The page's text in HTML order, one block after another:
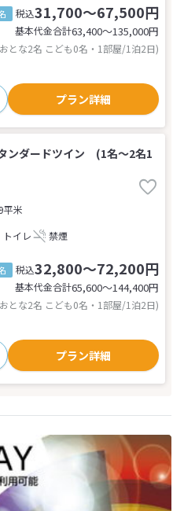
税込31,700～67,500円
基本代金合計63,400〜135,000円
とな2名 こども0名・1部屋/1泊2日)
プラン詳細
タンダードツイン (1名～2名1
平米
トイレ 禁煙
税込32,800～72,200円
基本代金合計65,600〜144,400円
とな2名 こども0名・1部屋/1泊2日)
プラン詳細